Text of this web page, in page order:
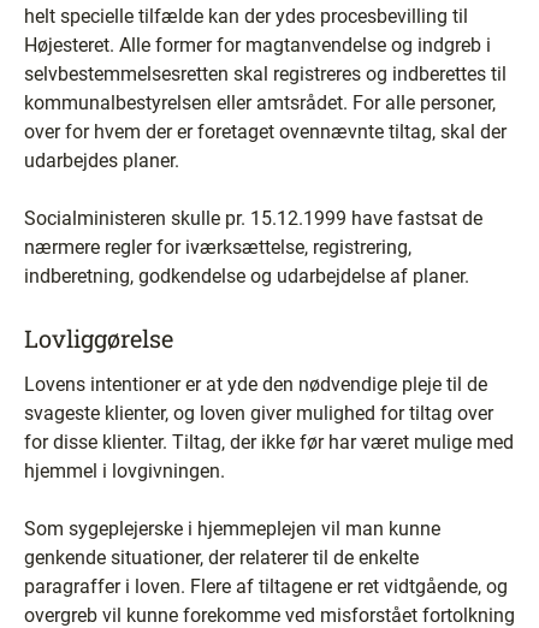
helt specielle tilfælde kan der ydes procesbevilling til
Højesteret. Alle former for magtanvendelse og indgreb i
selvbestemmelsesretten skal registreres og indberettes til
kommunalbestyrelsen eller amtsrådet. For alle personer,
over for hvem der er foretaget ovennævnte tiltag, skal der
udarbejdes planer.
Socialministeren skulle pr. 15.12.1999 have fastsat de
nærmere regler for iværksættelse, registrering,
indberetning, godkendelse og udarbejdelse af planer.
Lovliggørelse
Lovens intentioner er at yde den nødvendige pleje til de
svageste klienter, og loven giver mulighed for tiltag over
for disse klienter. Tiltag, der ikke før har været mulige med
hjemmel i lovgivningen.
Som sygeplejerske i hjemmeplejen vil man kunne
genkende situationer, der relaterer til de enkelte
paragraffer i loven. Flere af tiltagene er ret vidtgående, og
overgreb vil kunne forekomme ved misforstået fortolkning